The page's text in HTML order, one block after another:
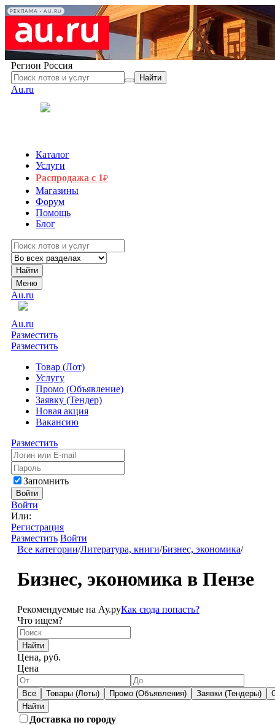
РЕКЛАМА • AU.RU
Регион Россия
Найти
Au.ru
Каталог
Услуги
Распродажа с 1₽
Магазины
Форум
Помощь
Блог
Найти
Меню
Au.ru
Au.ru
Разместить
Разместить
Товар (Лот)
Услугу
Промо (Объявление)
Заявку (Тендер)
Новая акция
Вакансию
Разместить
Запомнить
Войти
Войти
Или:
Регистрация
Разместить Войти
Все категории/Литература, книги/Бизнес, экономика/
Бизнес, экономика в Пензе
Рекомендуемые на Ау.руКак сюда попасть?
Что ищем?
Найти
Цена, руб.
Цена
Все Товары (Лоты) Промо (Объявления) Заявки (Тендеры)
Доставка по городу